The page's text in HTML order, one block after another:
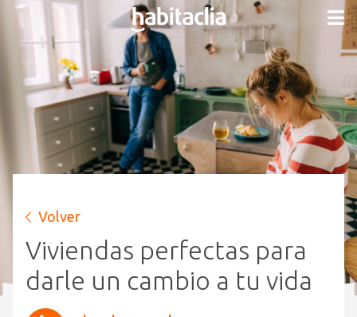
Volver
Viviendas perfectas para
darle un cambio a tu vida